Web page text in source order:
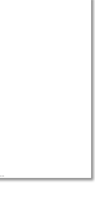
olika frågor som han som